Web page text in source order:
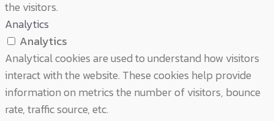
the visitors.
Analytics
Analytics
Analytical cookies are used to understand how visitors
interact with the website. These cookies help provide
information on metrics the number of visitors, bounce
rate, traffic source, etc.